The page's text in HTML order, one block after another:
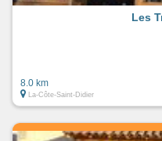
Les
8.0 km
La-Côte-Saint-Didier